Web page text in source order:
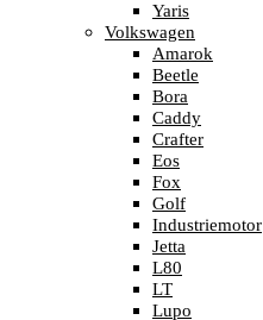
Yaris
Volkswagen
Amarok
Beetle
Bora
Caddy
Crafter
Eos
Fox
Golf
Industriemotor
Jetta
L80
LT
Lupo